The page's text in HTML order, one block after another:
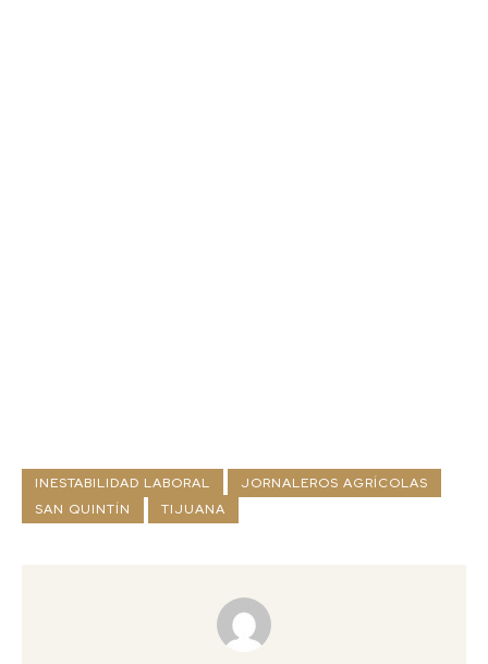
INESTABILIDAD LABORAL
JORNALEROS AGRÍCOLAS
SAN QUINTÍN
TIJUANA